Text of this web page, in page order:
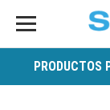
PRODUCTOS